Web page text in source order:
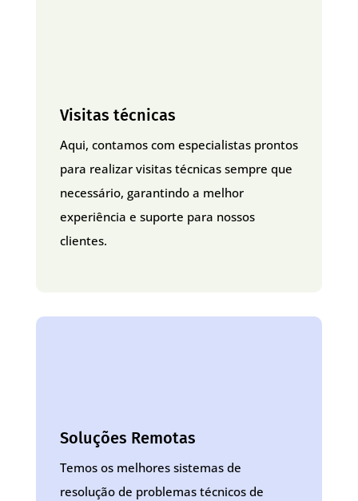
Visitas técnicas
Aqui, contamos com especialistas prontos
para realizar visitas técnicas sempre que
necessário, garantindo a melhor
experiência e suporte para nossos
clientes.
Soluções Remotas
Temos os melhores sistemas de
resolução de problemas técnicos de